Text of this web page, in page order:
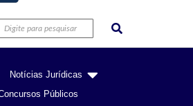
Notícias Jurídicas
Públicos